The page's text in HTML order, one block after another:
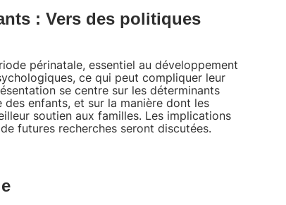
: Vers des politiques
périnatale, essentiel au développement
ce qui peut compliquer leur
se centre sur les déterminants
enfants, et sur la manière dont les
soutien aux familles. Les implications
futures recherches seront discutées.